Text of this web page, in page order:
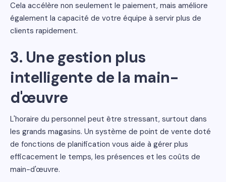
Cela accélère non seulement le paiement, mais améliore
également la capacité de votre équipe à servir plus de
clients rapidement.
3. Une gestion plus
intelligente de la main-
d'œuvre
L'horaire du personnel peut être stressant, surtout dans
les grands magasins. Un système de point de vente doté
de fonctions de planification vous aide à gérer plus
efficacement le temps, les présences et les coûts de
main-d'œuvre.